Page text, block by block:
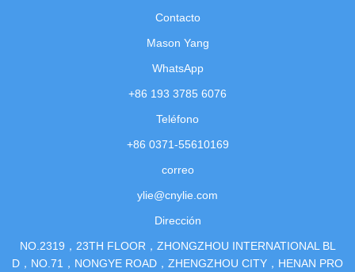
Contacto
Mason Yang
WhatsApp
+86 193 3785 6076
Teléfono
+86 0371-55610169
correo
ylie@cnylie.com
Dirección
NO.2319，23TH FLOOR，ZHONGZHOU INTERNATIONAL BL
D，NO.71，NONGYE ROAD，ZHENGZHOU CITY，HENAN PRO